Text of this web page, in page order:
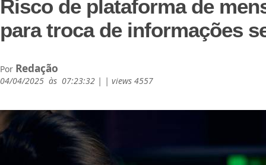
Risco de plataforma de
para troca de informações
Por Redação
04/04/2025 às 07:23:32 | | views 4557